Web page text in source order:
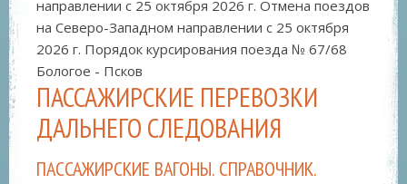
направлении с 25 октября 2026 г. Отмена поездов
на Северо-Западном направлении с 25 октября
2026 г. Порядок курсирования поезда № 67/68
Бологое - Псков
ПАССАЖИРСКИЕ ПЕРЕВОЗКИ
ДАЛЬНЕГО СЛЕДОВАНИЯ
ПАССАЖИРСКИЕ ВАГОНЫ. СПРАВОЧНИК.